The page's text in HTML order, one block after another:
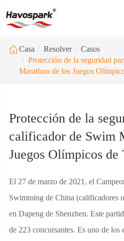
Casa Resolver
Casos
Protección de la seguridad
Marathon de los Juegos
Protección de la
calificador de Swim
Juegos Olímpicos de
El 27 de marzo de 2021, el
Swimming de China (calificadores
en Dapeng de Shenzhen. Este
de 223 concursantes. Es uno de los